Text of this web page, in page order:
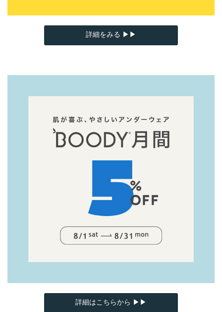
詳細をみる ▶▶
詳細はこちらから ▶▶